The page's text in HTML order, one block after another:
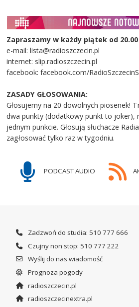
Zapraszamy w każdy piątek od 20.00
e-mail: lista@radioszczecin.pl
internet: slip.radioszczecin.pl
facebook: facebook.com/
ZASADY GŁOSOWANIA:
Głosujemy na 20 dowolnych piosenek!
dwa punkty (dodatkowy punkt to joker),
jednym punkcie. Głosują słuchacze
zagłosować tylko raz w tygodniu.
PODCAST AUDIO
Zadzwoń do studia: 510 777 666
Czujny non stop: 510 777 222
Wyślij do nas wiadomość
Prognoza pogody
radioszczecin.pl
radioszczecinextra.pl